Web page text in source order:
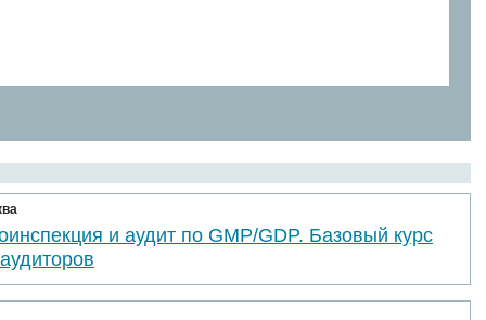
и аудит по GMP/GDP. Базовый курс